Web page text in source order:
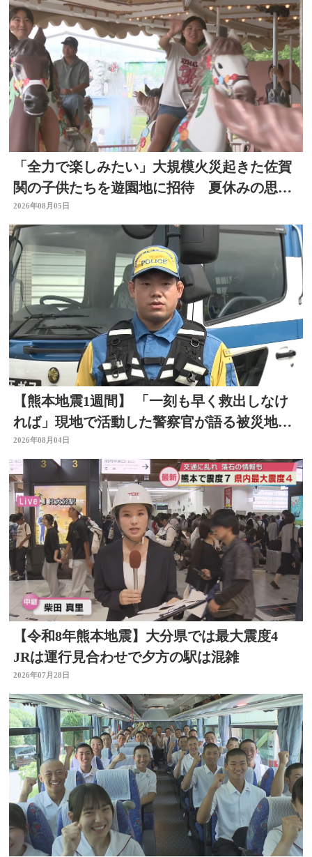
「全力で楽しみたい」大規模火災起きた佐賀
関の子供たちを遊園地に招待 夏休みの思い
出作りに 大分
2026年08月05日
【熊本地震1週間】 「一刻も早く救出しなけ
れば」現地で活動した警察官が語る被災地の
状況 大分
2026年08月04日
【令和8年熊本地震】大分県では最大震度4
JRは運行見合わせで夕方の駅は混雑
2026年07月28日